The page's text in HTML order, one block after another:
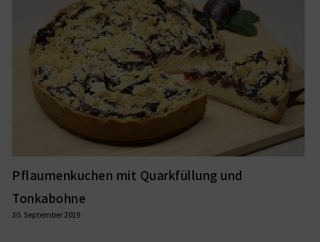
Pflaumenkuchen mit Quarkfüllung und
Tonkabohne
30. September 2019